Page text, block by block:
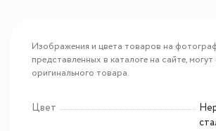
Изображения и цвета товаров на
представленных в каталоге на сайте,
оригинального товара.
Цвет